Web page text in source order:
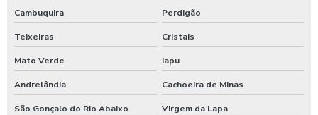
Cambuquira Perdigão
Teixeiras Cristais
Mato Verde Iapu
Andrelândia Cachoeira de Minas
São Gonçalo do Rio Abaixo Virgem da Lapa